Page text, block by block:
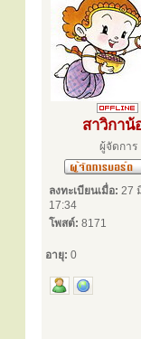
สาวิกาน้
ผู้จัดการ
ลงทะเบียนเมื่อ: 27
17:34
โพสต์: 8171
อายุ: 0